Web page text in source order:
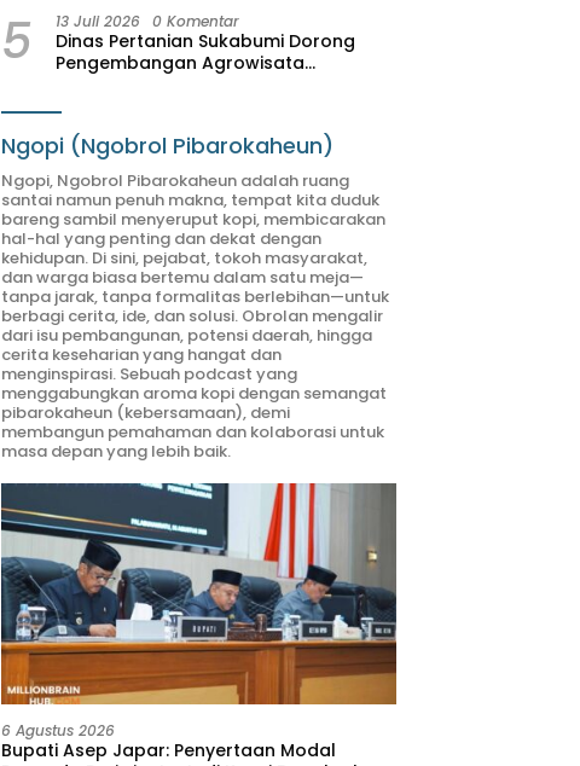
Hasil Seleksi
5 13 Juli 2026 0 Komentar
Dinas Pertanian Sukabumi Dorong
Pengembangan Agrowisata
Resmi Jadi Destinasi Wisata Baru
Ngopi (Ngobrol Pibarokaheun)
Ngopi, Ngobrol Pibarokaheun adalah ruang
santai namun penuh makna, tempat kita duduk
bareng sambil menyeruput kopi, membicarakan
hal-hal yang penting dan dekat dengan
kehidupan. Di sini, pejabat, tokoh masyarakat,
dan warga biasa bertemu dalam satu meja—
tanpa jarak, tanpa formalitas berlebihan—untuk
berbagi cerita, ide, dan solusi. Obrolan mengalir
dari isu pembangunan, potensi daerah, hingga
cerita keseharian yang hangat dan
menginspirasi. Sebuah podcast yang
menggabungkan aroma kopi dengan semangat
pibarokaheun (kebersamaan), demi
membangun pemahaman dan kolaborasi untuk
masa depan yang lebih baik.
6 Agustus 2026
Bupati Asep Japar: Penyertaan Modal